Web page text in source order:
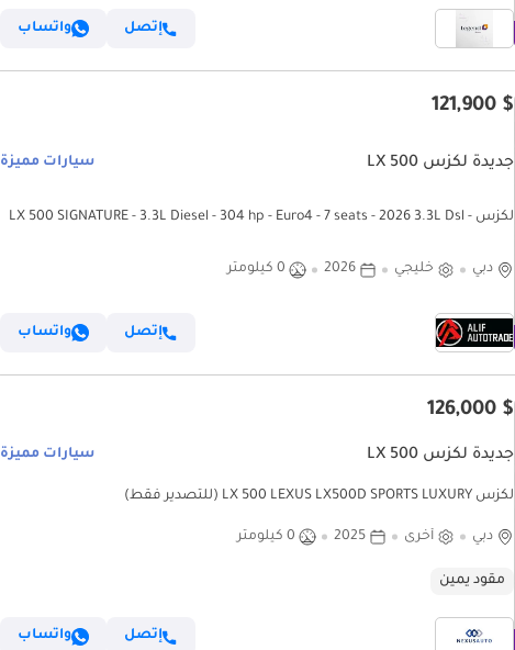
إتصل واتساب
$ 121,900
جديدة لكزس LX 500 سيارات مميزة
لكزس LX 500 SIGNATURE - 3.3L Diesel - 304 hp - Euro4 - 7 seats - 2026 3.3L Dsl -
دبي خليجي 2026 0 كيلومتر
إتصل واتساب
$ 126,000
جديدة لكزس LX 500 سيارات مميزة
لكزس LX 500 LEXUS LX500D SPORTS LUXURY (للتصدير فقط)
دبي أخرى 2025 0 كيلومتر
مقود يمين
إتصل واتساب